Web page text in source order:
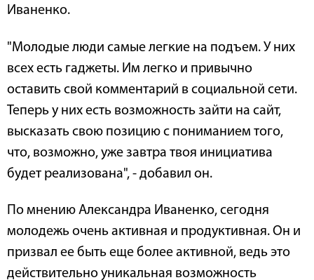
Иваненко.
"Молодые люди самые легкие на подъем. У них
всех есть гаджеты. Им легко и привычно
оставить свой комментарий в социальной сети.
Теперь у них есть возможность зайти на сайт,
высказать свою позицию с пониманием того,
что, возможно, уже завтра твоя инициатива
будет реализована", - добавил он.
По мнению Александра Иваненко, сегодня
молодежь очень активная и продуктивная. Он и
призвал ее быть еще более активной, ведь это
действительно уникальная возможность